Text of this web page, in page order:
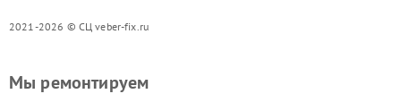
2021-2026 © СЦ veber-fix.ru
Мы ремонтируем